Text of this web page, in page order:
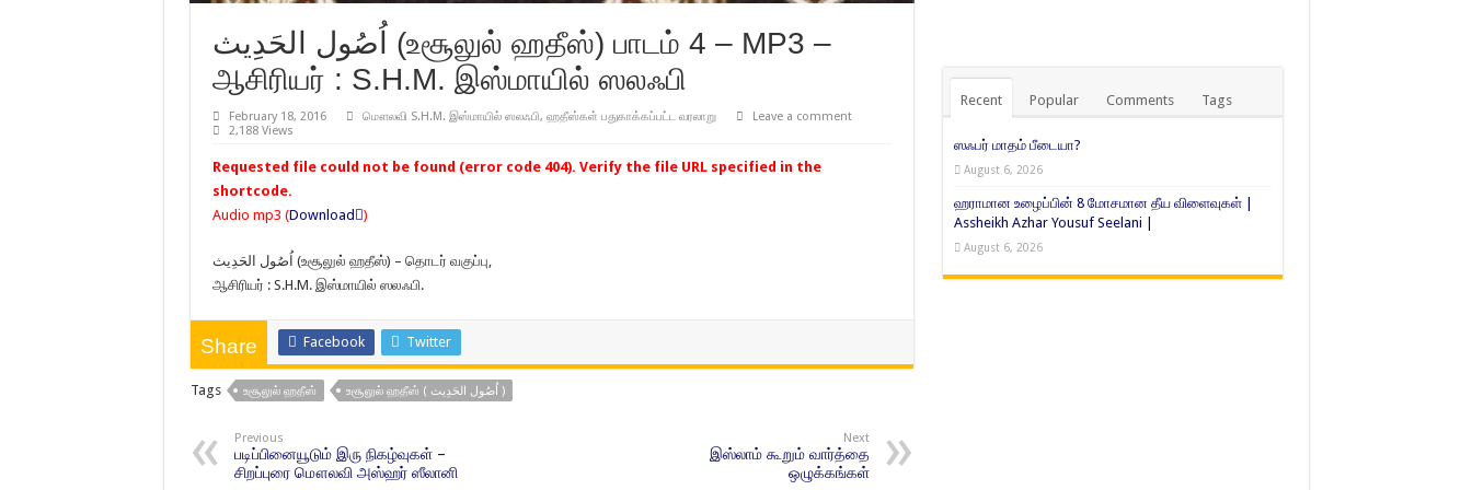
اُصُول الحَدِيث (உசூலுல் ஹதீஸ்) பாடம் 4 – MP3 –
ஆசிரியர் : S.H.M. இஸ்மாயில் ஸலஃபி
February 18, 2016 மௌலவி S.H.M. இஸ்மாயில் ஸலஃபி, ஹதீஸ்கள் பதுகாக்கப்பட்ட வரலாறு
Leave a comment
2,188 Views
Requested file could not be found (error code 404). Verify the file URL specified in the
shortcode.
Audio mp3 (Download )
اُصُول الحَدِيث (உசூலுல் ஹதீஸ்) – தொடர் வகுப்பு,
ஆசிரியர் : S.H.M. இஸ்மாயில் ஸலஃபி.
Share Facebook Twitter
Tags உசூலுல் ஹதீஸ் உசூலுல் ஹதீஸ் ( اُصُول الحَدِيث )
Previous
படிப்பினையூடும் இரு நிகழ்வுகள் –
சிறப்புரை மௌலவி அஸ்ஹர் ஸீலானி
Next
இஸ்லாம் கூறும் வார்த்தை
ஒழுக்கங்கள்
Recent Popular Comments Tags
ஸஃபர் மாதம் பீடையா?
August 6, 2026
ஹராமான உழைப்பின் 8 மோசமான தீய விளைவுகள் |
Assheikh Azhar Yousuf Seelani |
August 6, 2026